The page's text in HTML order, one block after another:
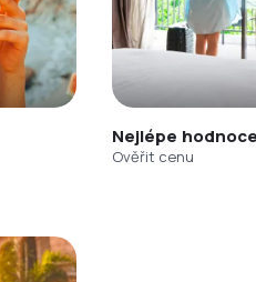
Nejlépe
Ověřit cenu